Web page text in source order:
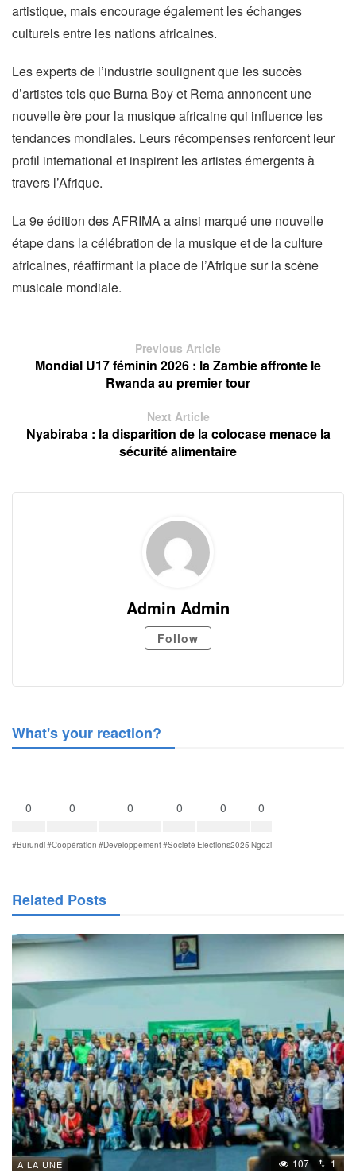
artistique, mais encourage également les échanges
culturels entre les nations africaines.
Les experts de l’industrie soulignent que les succès
d’artistes tels que Burna Boy et Rema annoncent une
nouvelle ère pour la musique africaine qui influence les
tendances mondiales. Leurs récompenses renforcent leur
profil international et inspirent les artistes émergents à
travers l’Afrique.
La 9e édition des AFRIMA a ainsi marqué une nouvelle
étape dans la célébration de la musique et de la culture
africaines, réaffirmant la place de l’Afrique sur la scène
musicale mondiale.
Previous Article
Mondial U17 féminin 2026 : la Zambie affronte le
Rwanda au premier tour
Next Article
Nyabiraba : la disparition de la colocase menace la
sécurité alimentaire
Admin Admin
Follow
What's your reaction?
0
#Burundi
0
#Coopération
0
#Developpement
0
#Societé
0
Elections2025
0
Ngozi
Related Posts
A LA UNE 107 1